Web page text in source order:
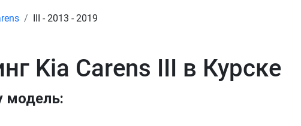
III - 2013 - 2019
Kia Carens III в Курске
модель: